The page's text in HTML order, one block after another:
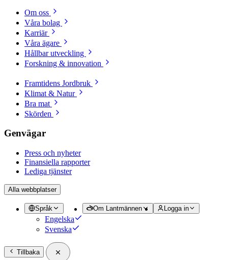
Om oss
Våra bolag
Karriär
Våra ägare
Hållbar utveckling
Forskning & innovation
Framtidens Jordbruk
Klimat & Natur
Bra mat
Skörden
Genvägar
Press och nyheter
Finansiella rapporter
Lediga tjänster
Alla webbplatser
Språk
Engelska
Svenska
Om Lantmännen Logga in
Tillbaka